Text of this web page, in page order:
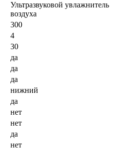
Ультразвуковой увлажнитель
воздуха
300
4
30
да
да
да
нижний
да
нет
нет
да
нет